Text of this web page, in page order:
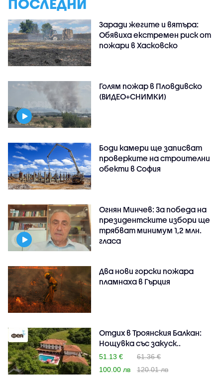
ПОСЛЕДНИ
Заради жегите и вятъра:
Обявиха екстремен риск от
пожари в Хасковско
Голям пожар в Пловдивско
(ВИДЕО+СНИМКИ)
Боди камери ще записват
проверките на строителни
обекти в София
Огнян Минчев: За победа на
президентските избори ще
трябват минимум 1,2 млн.
гласа
Два нови горски пожара
пламнаха в Гърция
Отдих в Троянския Балкан:
Нощувка със закуск..
51.13 €
61.36 €
100.00 лв
120.01 лв